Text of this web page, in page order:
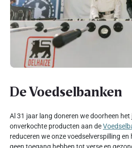
De Voedselbanken
Al 31 jaar lang doneren we doorheen
onverkochte producten aan de
reduceren we onze voedselverspilling en